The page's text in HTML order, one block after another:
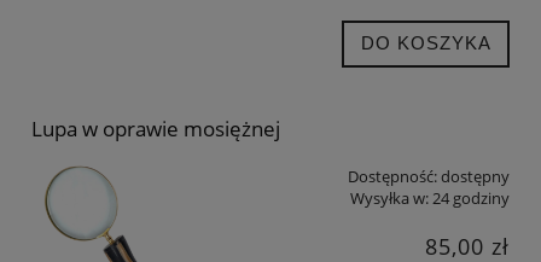
DO KOSZYKA
Lupa w oprawie mosiężnej
Dostępność:dostępny
Wysyłka w:24 godziny
85,00 zł